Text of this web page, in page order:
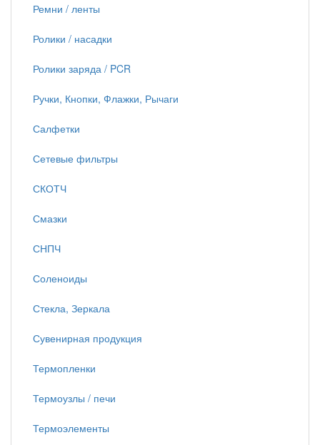
Ремни / ленты
Ролики / насадки
Ролики заряда / PCR
Ручки, Кнопки, Флажки, Рычаги
Салфетки
Сетевые фильтры
СКОТЧ
Смазки
СНПЧ
Соленоиды
Стекла, Зеркала
Сувенирная продукция
Термопленки
Термоузлы / печи
Термоэлементы